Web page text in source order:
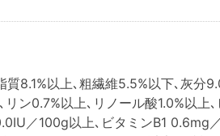
8.1%以上､粗繊維5.5%以下､灰分
ン0.7%以上､リノール酸1.0%以上
／100g以上､ビタミンB1 0.6mg